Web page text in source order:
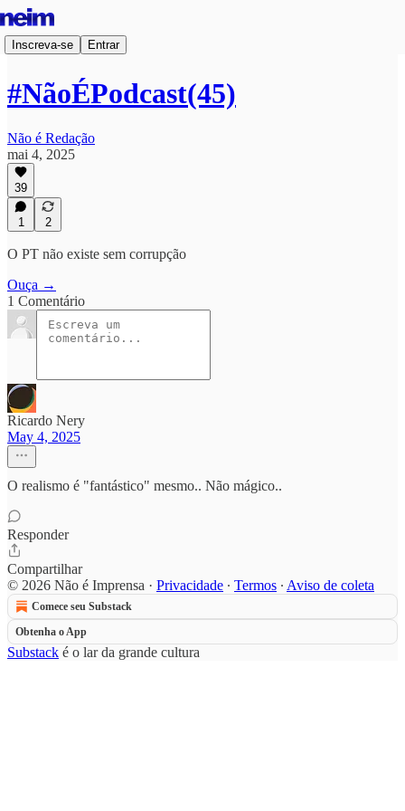
Inscreva-se Entrar
#NãoÉPodcast(45)
Não é Redação
mai 4, 2025
39
1 2
O PT não existe sem corrupção
Ouça →
1 Comentário
Ricardo Nery
May 4, 2025
O realismo é "fantástico" mesmo.. Não mágico..
Responder
Compartilhar
© 2026 Não é Imprensa · Privacidade ∙ Termos ∙ Aviso de coleta
Comece seu Substack
Obtenha o App
Substack é o lar da grande cultura